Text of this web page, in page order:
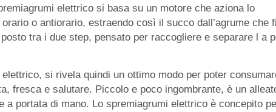
elettrico si basa su un motore che aziona lo
o antiorario, estraendo così il succo dall’agrume che
tra i due step, pensato per raccogliere e separare l a
si rivela quindi un ottimo modo per poter
fresca e salutare. Piccolo e poco ingombrante, è un
a portata di mano. Lo spremiagrumi elettrico è concepito